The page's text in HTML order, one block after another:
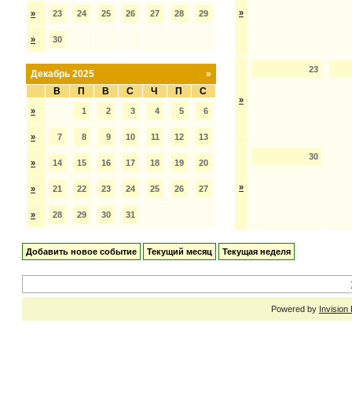
» 23 24 25 26 27 28 29
» 30
»
Декабрь 2025
В
П В С Ч П С
» 1 2 3 4 5 6
» 7 8 9 10 11 12 13
» 14 15 16 17 18 19 20
» 21 22 23 24 25 26 27
» 28 29 30 31
»
»
23
»
30
Добавить новое событие Текущий месяц Текущая неделя
Powered by Invision